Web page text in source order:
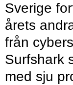
Sverige
årets
från
Surfshark
med sju